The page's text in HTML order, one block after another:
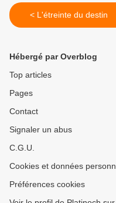
< L'étreinte du destin
Hébergé par Overblog
Top articles
Pages
Contact
Signaler un abus
C.G.U.
Cookies et données
Préférences cookies